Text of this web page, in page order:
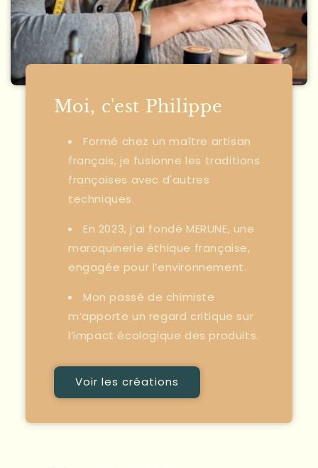
Moi, c'est Philippe
Formé chez un maître artisan
français, je fusionne les traditions
françaises avec d'autres
techniques.
En 2023, j’ai fondé MERUNE, une
maroquinerie éthique française,
engagée pour l’environnement.
Mon passé de chimiste
m’apporte un regard critique sur
l’impact écologique des produits.
Voir les créations